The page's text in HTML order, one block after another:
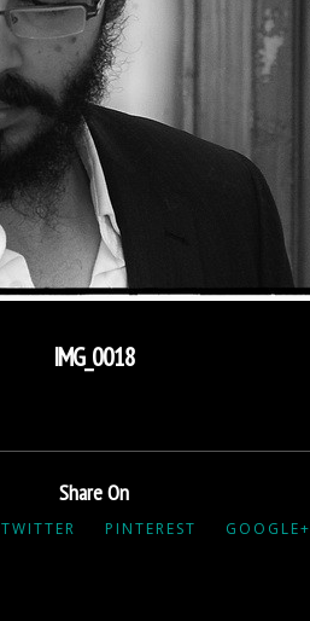
IMG_0018
Share On
TWITTER PINTEREST GOOGLE+